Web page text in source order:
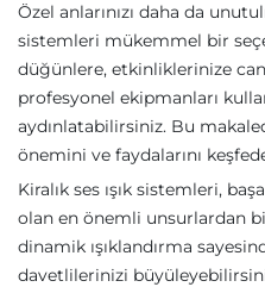
Özel anlarınızı daha da
sistemleri mükemmel bir
düğünlere, etkinliklerinize
profesyonel ekipmanları
aydınlatabilirsiniz. Bu
önemini ve faydalarını
Kiralık ses ışık sistemleri,
olan en önemli unsurlardan
dinamik ışıklandırma
davetlilerinizi